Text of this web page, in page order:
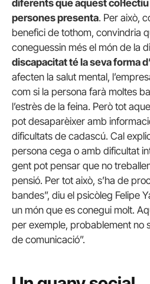
diferents que aquest
persones presenta. Per això,
benefici de tothom, convindria
coneguessin més el món de la
discapacitat té la seva forma
afecten la salut mental,
com si la persona farà moltes
l’estrès de la feina. Però tot
pot desaparèixer amb
dificultats de cadascú. Cal
persona cega o amb dificultat
gent pot pensar que no
pensió. Per tot això, s’ha de
bandes”, diu el psicòleg Felipe
un món que es conegui molt.
per exemple, probablement no
de comunicació”.